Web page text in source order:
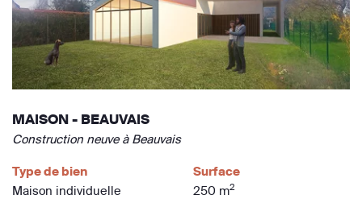
MAISON - BEAUVAIS
Construction neuve à Beauvais
Type de bien
Maison individuelle
Surface
250 m2